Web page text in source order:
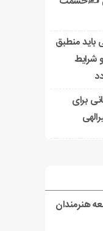
باید منطبق
شرایط
برای
هنرمندان